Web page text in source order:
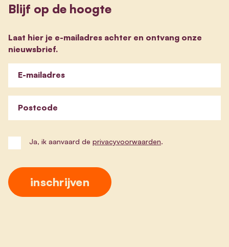
Blijf op de hoogte
Laat hier je e-mailadres achter en ontvang onze
nieuwsbrief.
E-mailadres
Postcode
Ja, ik aanvaard de privacyvoorwaarden.